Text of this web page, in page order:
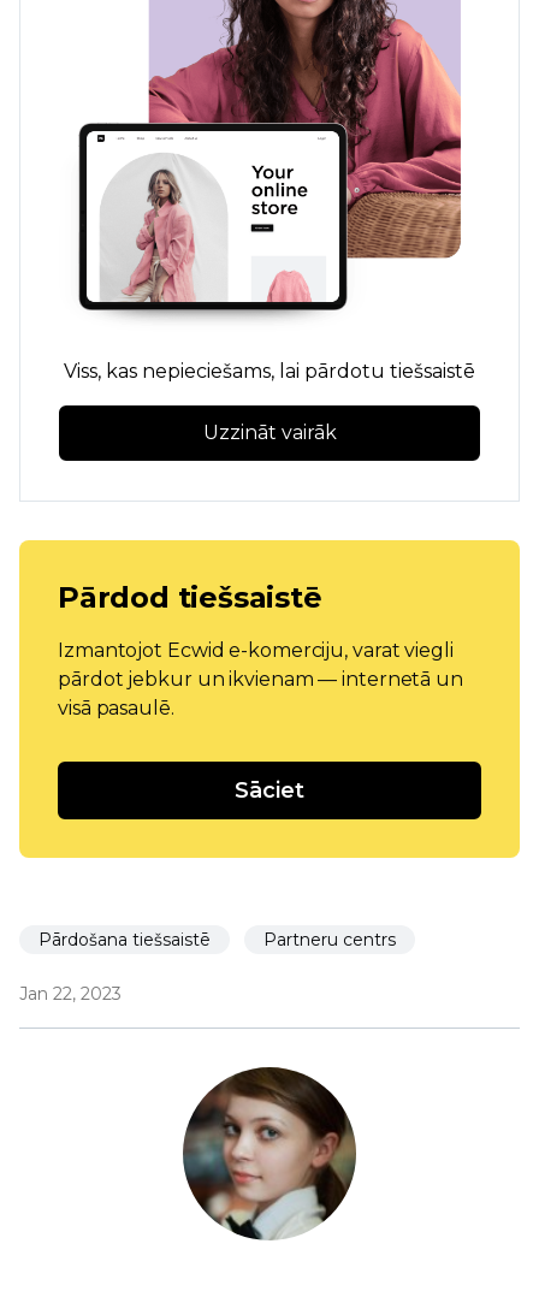
Viss, kas nepieciešams, lai pārdotu tiešsaistē
Uzzināt vairāk
Pārdod tiešsaistē
Izmantojot Ecwid e-komerciju, varat viegli
pārdot jebkur un ikvienam — internetā un
visā pasaulē.
Sāciet
Pārdošana tiešsaistē Partneru centrs
Jan 22, 2023